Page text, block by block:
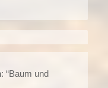
“Baum und